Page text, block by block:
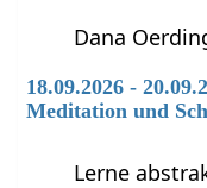
Dana
18.09.2026 -
Meditation und
Lerne